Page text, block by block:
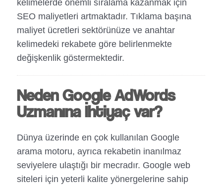
kelimelerde önemli sıralama kazanmak için
SEO maliyetleri artmaktadır. Tıklama başına
maliyet ücretleri sektörünüze ve anahtar
kelimedeki rekabete göre belirlenmekte
değişkenlik göstermektedir.
Neden Google AdWords
Uzmanına İhtiyaç var?
Dünya üzerinde en çok kullanılan Google
arama motoru, ayrıca rekabetin inanılmaz
seviyelere ulaştığı bir mecradır. Google web
siteleri için yeterli kalite yönergelerine sahip